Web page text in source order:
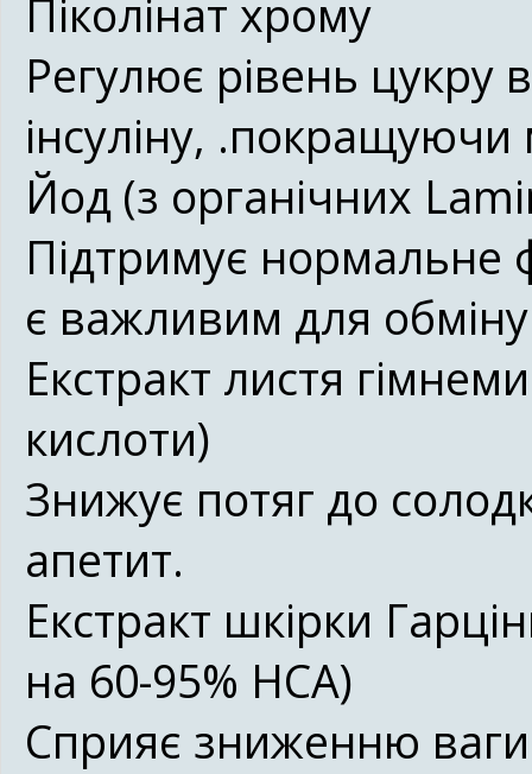
Піколінат хрому
Регулює рівень цукру
інсуліну, .покращуючи
Йод (з органічних
Підтримує нормальне
є важливим для
Екстракт листя
кислоти)
Знижує потяг до
апетит.
Екстракт шкірки
на 60-95% HCA)
Сприяє зниженню